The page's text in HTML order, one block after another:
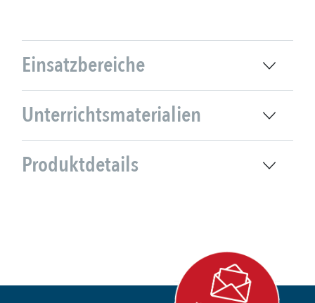
Einsatzbereiche
Unterrichtsmaterialien
Produktdetails